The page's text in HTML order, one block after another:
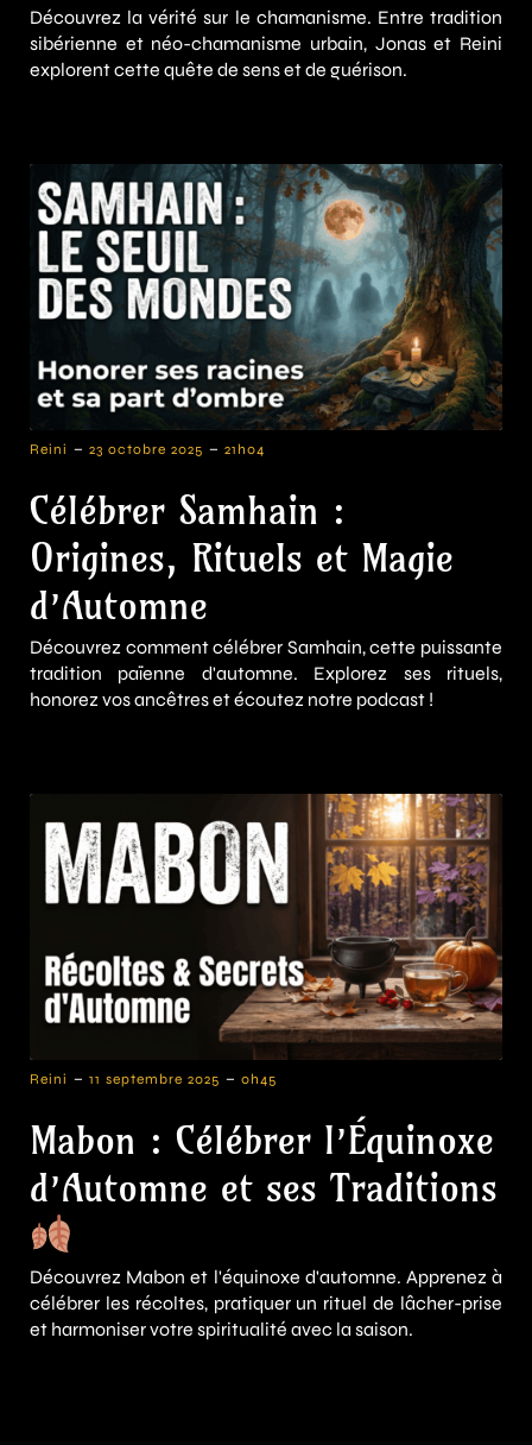
Découvrez la vérité sur le chamanisme. Entre tradition
sibérienne et néo-chamanisme urbain, Jonas et Reini
explorent cette quête de sens et de guérison.
Reini - 23 octobre 2025 - 21h04
Célébrer Samhain :
Origines, Rituels et Magie
d’Automne
Découvrez comment célébrer Samhain, cette puissante
tradition païenne d'automne. Explorez ses rituels,
honorez vos ancêtres et écoutez notre podcast !
Reini - 11 septembre 2025 - 0h45
Mabon : Célébrer l’Équinoxe
d’Automne et ses Traditions
Découvrez Mabon et l'équinoxe d'automne. Apprenez à
célébrer les récoltes, pratiquer un rituel de lâcher-prise
et harmoniser votre spiritualité avec la saison.